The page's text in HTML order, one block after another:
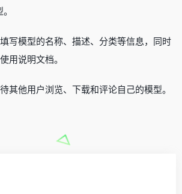
写模型的名称、描述、分类等信息，同时
用说明文档。
其他用户浏览、下载和评论自己的模型。